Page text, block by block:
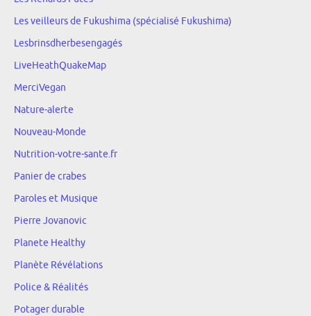
Les veilleurs de Fukushima (spécialisé Fukushima)
Lesbrinsdherbesengagés
LiveHeathQuakeMap
MerciVegan
Nature-alerte
Nouveau-Monde
Nutrition-votre-sante.fr
Panier de crabes
Paroles et Musique
Pierre Jovanovic
Planete Healthy
Planète Révélations
Police & Réalités
Potager durable